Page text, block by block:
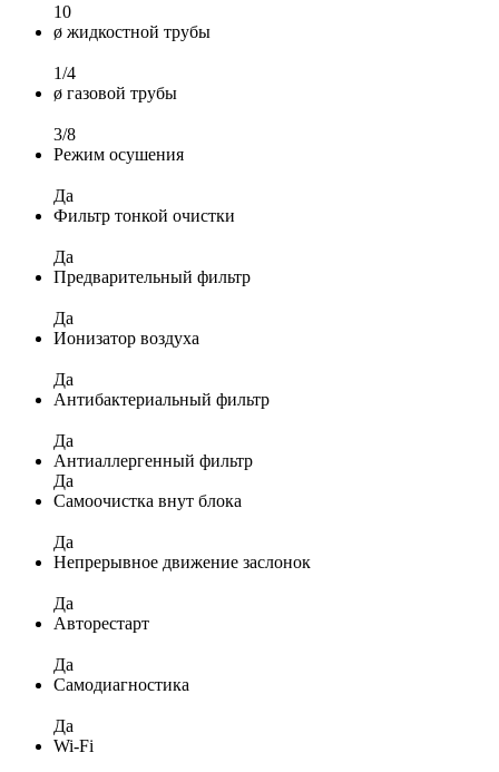
10
ø жидкостной трубы
1/4
ø газовой трубы
3/8
Режим осушения
Да
Фильтр тонкой очистки
Да
Предварительный фильтр
Да
Ионизатор воздуха
Да
Антибактериальный фильтр
Да
Антиаллергенный фильтр
Да
Самоочистка внут блока
Да
Непрерывное движение заслонок
Да
Авторестарт
Да
Самодиагностика
Да
Wi-Fi